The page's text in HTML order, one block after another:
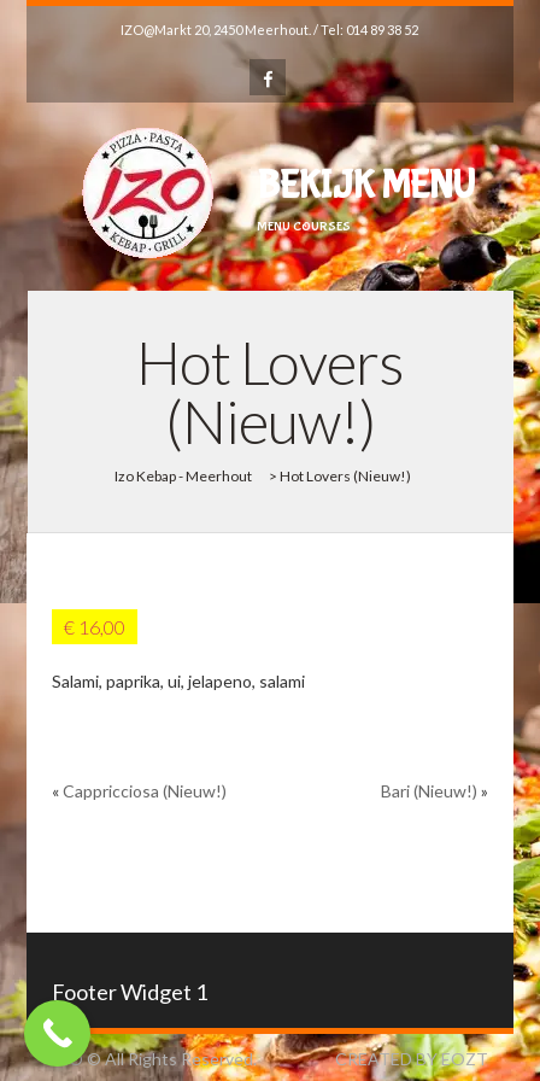
IZO@Markt 20, 2450 Meerhout. / Tel: 014 89 38 52
BEKIJK MENU
MENU COURSES
Hot Lovers
(Nieuw!)
Izo Kebap - Meerhout > Hot Lovers (Nieuw!)
€ 16,00
Salami, paprika, ui, jelapeno, salami
«Cappricciosa (Nieuw!) Bari (Nieuw!) »
Footer Widget 1
IZO © All Rights Reserved. CREATED BY EOZT